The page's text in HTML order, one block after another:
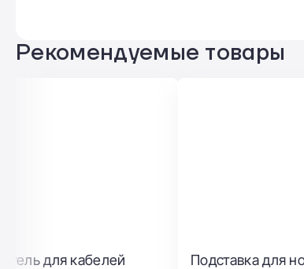
Рекомендуемые товары
Держатель для кабелей